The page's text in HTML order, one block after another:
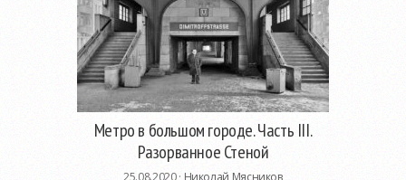
Метро в большом городе. Часть III.
Разорванное Стеной
25.08.2020 · Николай Мясников